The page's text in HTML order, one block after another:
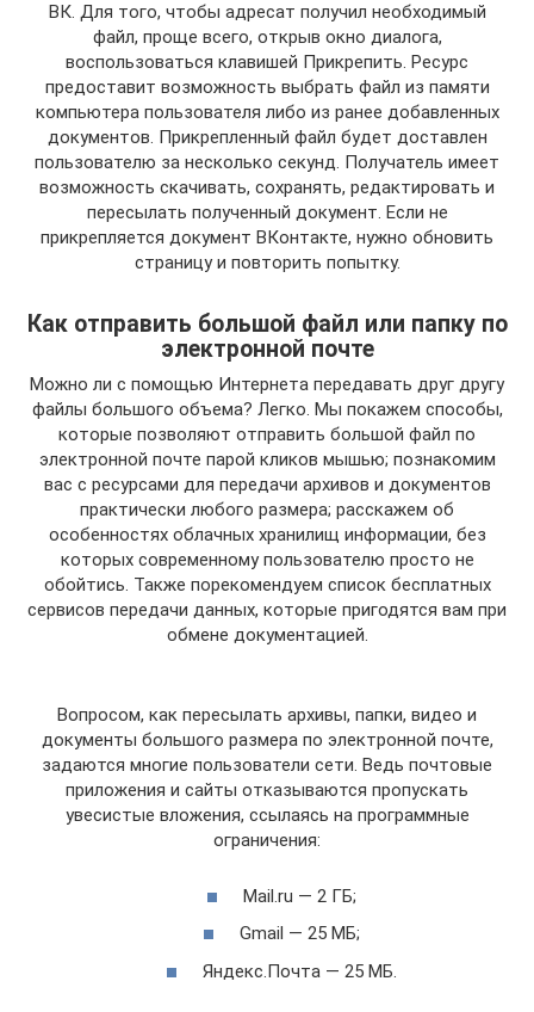
ВК. Для того, чтобы адресат получил необходимый
файл, проще всего, открыв окно диалога,
воспользоваться клавишей Прикрепить. Ресурс
предоставит возможность выбрать файл из памяти
компьютера пользователя либо из ранее добавленных
документов. Прикрепленный файл будет доставлен
пользователю за несколько секунд. Получатель имеет
возможность скачивать, сохранять, редактировать и
пересылать полученный документ. Если не
прикрепляется документ ВКонтакте, нужно обновить
страницу и повторить попытку.
Как отправить большой файл или папку по
электронной почте
Можно ли с помощью Интернета передавать друг другу
файлы большого объема? Легко. Мы покажем способы,
которые позволяют отправить большой файл по
электронной почте парой кликов мышью; познакомим
вас с ресурсами для передачи архивов и документов
практически любого размера; расскажем об
особенностях облачных хранилищ информации, без
которых современному пользователю просто не
обойтись. Также порекомендуем список бесплатных
сервисов передачи данных, которые пригодятся вам при
обмене документацией.
Вопросом, как пересылать архивы, папки, видео и
документы большого размера по электронной почте,
задаются многие пользователи сети. Ведь почтовые
приложения и сайты отказываются пропускать
увесистые вложения, ссылаясь на программные
ограничения:
Mail.ru — 2 ГБ;
Gmail — 25 МБ;
Яндекс.Почта — 25 МБ.